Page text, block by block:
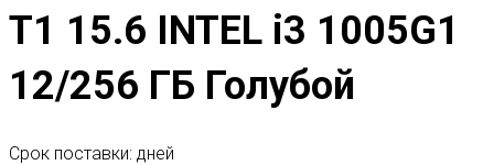
T1 15.6 INTEL i3 1005G1
12/256 ГБ Голубой
Срок поставки: дней